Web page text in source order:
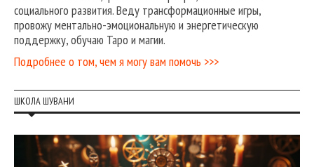
социального развития. Веду трансформационные игры,
провожу ментально-эмоциональную и энергетическую
поддержку, обучаю Таро и магии.
Подробнее о том, чем я могу вам помочь >>>
ШКОЛА ШУВАНИ